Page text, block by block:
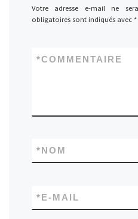
Votre adresse e-mail ne
obligatoires sont indiqués avec *
COMMENTAIRE
*
NOM
*
E-MAIL
*